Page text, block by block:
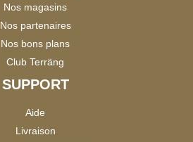
Nos magasins
Nos partenaires
Nos bons plans
Club Terräng
SUPPORT
Aide
Livraison